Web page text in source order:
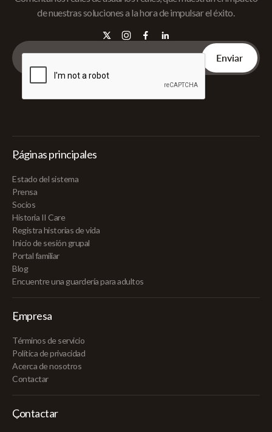
de nuestras soluciones a la hora de impulsar el éxito.
Páginas principales
Estado del sistema
Prensa
Socios
Historia II Care
Registra historias de vida
Inicio de sesión grupal
Portal familiar
Blog
Encuentre una guardería para adultos
Empresa
Términos de servicio
Política de privacidad
Acerca de nosotros
Contactar
Contactar